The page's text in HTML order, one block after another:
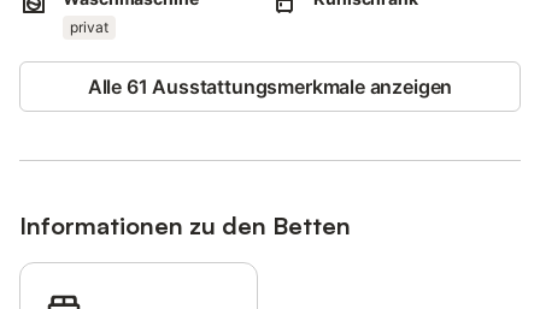
Haustiere, Rauchen und Veranstaltungen sind nicht erlaubt.
Fahrräder können auf Anfrage in einer Garage untergebracht
werden.
Diese Unterkunft verfügt über Richtlinien, die den Gästen bei
der korrekten Mülltrennung helfen.
das Ihnen per E-Mail zugesandt wird, vollständig aus und geben
Sie Ihre Adresse an. Dies wird dem Gastgeber helfen, Ihren
privat
Alle 61 Ausstattungsmerkmale anzeigen
Informationen zu den Betten